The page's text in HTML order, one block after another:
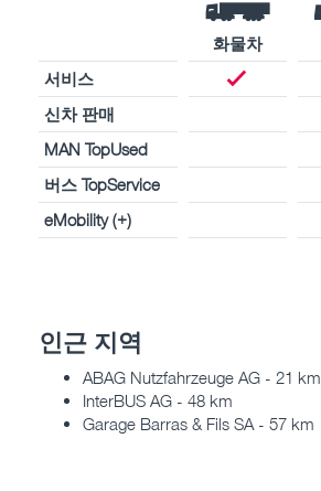
화물차
서비스
신차 판매
MAN TopUsed
버스 TopService
eMobility (+)
인근 지역
ABAG Nutzfahrzeuge AG - 21 km
InterBUS AG - 48 km
Garage Barras & Fils SA - 57 km